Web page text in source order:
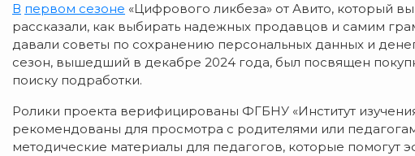
В первом сезоне «Цифрового ликбеза» от Авито, который
рассказали, как выбирать надежных продавцов и самим
давали советы по сохранению персональных данных и
сезон, вышедший в декабре 2024 года, был посвящен
поиску подработки.
Ролики проекта верифицированы ФГБНУ «Институт
рекомендованы для просмотра с родителями или
методические материалы для педагогов, которые помогут